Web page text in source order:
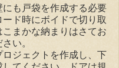
も戸袋を作成する必要
ド時にボイドで切り取
まかな納まりはさてお
い。
ジェクトを作成し、下